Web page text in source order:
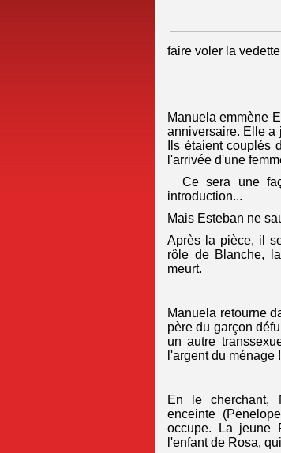
faire voler la
Manuela emmène
anniversaire. Elle a
Ils étaient
l'arrivée d'une
Ce sera une
introduction...
Mais Esteban ne
Après la pièce, il
rôle de Blanche,
meurt.
Manuela retourne
père du garçon
un autre
l'argent du ménage !
En le cherchant,
enceinte
occupe. La jeune
l'enfant de Rosa,